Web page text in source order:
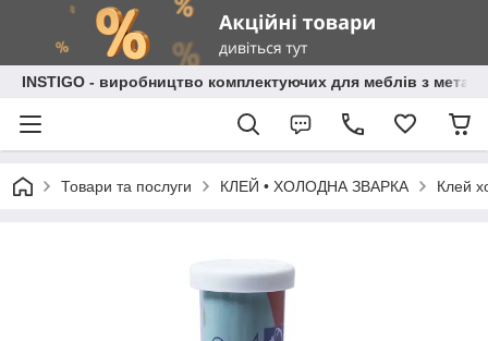
INSTIGO - виробництво комплектуючих для меблів з металу
Товари та послуги КЛЕЙ • ХОЛОДНА ЗВАРКА Клей